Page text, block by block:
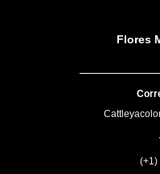
Flores
(+1)